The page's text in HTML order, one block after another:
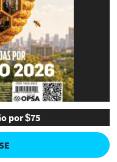
por $75